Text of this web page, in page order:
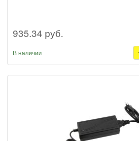
935.34 руб.
В наличии